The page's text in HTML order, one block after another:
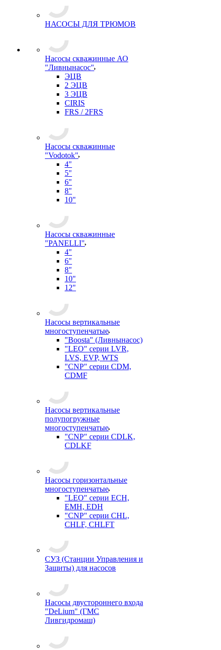
НАСОСЫ ДЛЯ ТРЮМОВ
Насосы скважинные АО
"Ливнынасос"
ЭЦВ
2 ЭЦВ
3 ЭЦВ
CIRIS
FRS / 2FRS
Насосы скважинные
"Vodotok"
4"
5"
6"
8"
10"
Насосы скважинные
"PANELLI"
4"
6"
8"
10"
12"
Насосы вертикальные
многоступенчатые
"Boosta" (Ливнынасос)
"LEO" серии LVR,
LVS, EVP, WTS
"CNP" серии CDM,
CDMF
Насосы вертикальные
полупогружные
многоступенчатые
"CNP" серии CDLK,
CDLKF
Насосы горизонтальные
многоступенчатые
"LEO" серии ECH,
EMH, EDH
"CNP" серии CHL,
CHLF, CHLFT
СУЗ (Станции Управления и
Защиты) для насосов
Насосы двустороннего входа
"DeLium" (ГМС
Ливгидромаш)